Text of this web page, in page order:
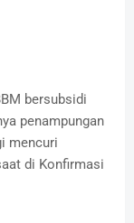
bersubsidi
penampungan
mencuri
di Konfirmasi